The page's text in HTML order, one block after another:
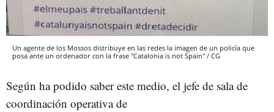
Un agente de los Mossos distribuye en las redes la imagen de un policía que
posa ante un ordenador con la frase "Catalonia is not Spain" / CG
Según ha podido saber este medio, el jefe de sala de
coordinación operativa de